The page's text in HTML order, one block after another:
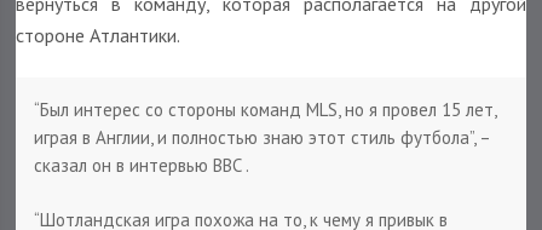
стороне Атлантики.
“Был интерес со стороны команд MLS, но я провел 15 лет,
играя в Англии, и полностью знаю этот стиль футбола”, –
сказал он в интервью BBC .
“Шотландская игра похожа на то, к чему я привык в